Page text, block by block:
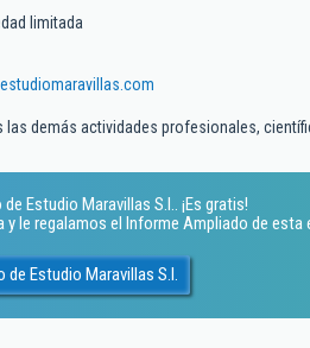
limitada
las demás actividades profesionales,
Estudio Maravillas S.l.. ¡Es gratis!
y le regalamos el Informe Ampliado de esta
Estudio Maravillas S.l.